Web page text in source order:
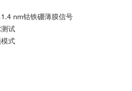
nm钴铁硼薄膜信号
试
式